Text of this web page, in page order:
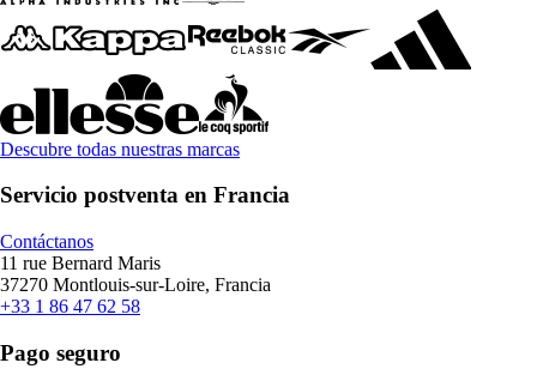
Descubre todas nuestras marcas
Servicio postventa en Francia
Contáctanos
11 rue Bernard Maris
37270 Montlouis-sur-Loire, Francia
+33 1 86 47 62 58
Pago seguro